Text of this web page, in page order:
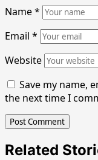
Name*
Email *
Website
Save my name,
the next time I
Related